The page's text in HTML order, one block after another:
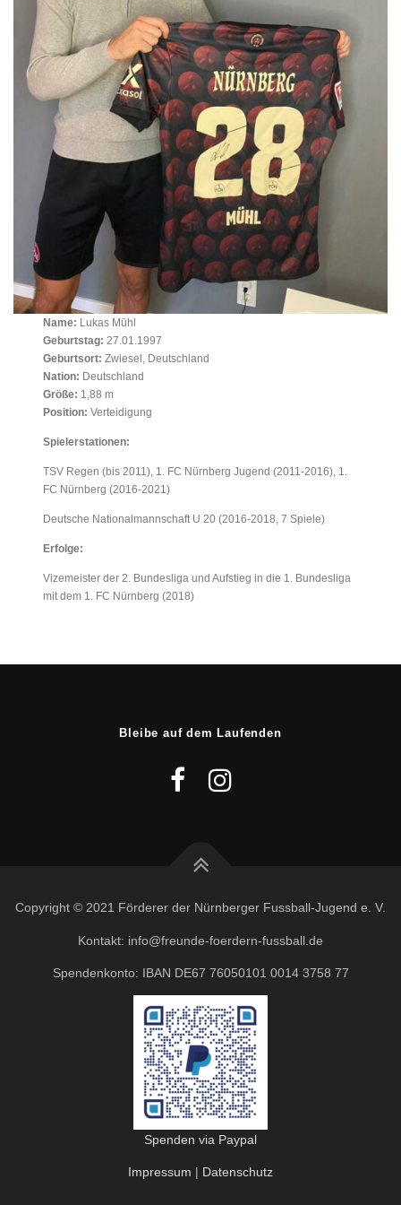
Name: Lukas Mühl
Geburtstag: 27.01.1997
Geburtsort: Zwiesel, Deutschland
Nation: Deutschland
Größe: 1,88 m
Position: Verteidigung
Spielerstationen:
TSV Regen (bis 2011), 1. FC Nürnberg Jugend (2011-2016), 1.
FC Nürnberg (2016-2021)
Deutsche Nationalmannschaft U 20 (2016-2018, 7 Spiele)
Erfolge:
Vizemeister der 2. Bundesliga und Aufstieg in die 1. Bundesliga
mit dem 1. FC Nürnberg (2018)
Bleibe auf dem Laufenden
Copyright © 2021 Förderer der Nürnberger Fussball-Jugend e. V.
Kontakt: info@freunde-foerdern-fussball.de
Spendenkonto: IBAN DE67 76050101 0014 3758 77
Spenden via Paypal
Impressum | Datenschutz